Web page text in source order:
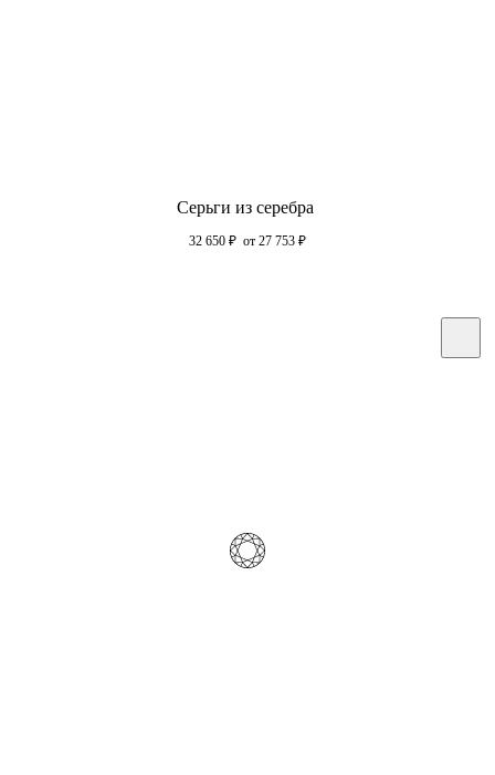
Серьги из серебра
32 650 ₽ от 27 753 ₽